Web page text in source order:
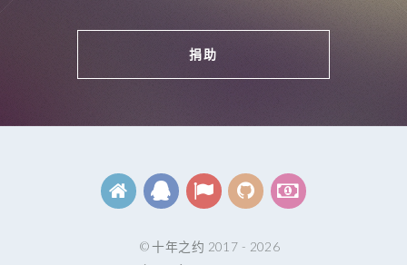
捐助
© 十年之约 2017 - 2026